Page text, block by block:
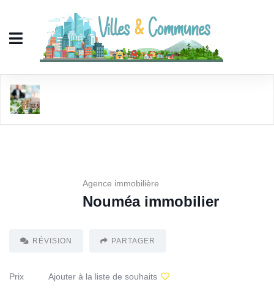
Agence immobilière
Nouméa immobilier
RÉVISION PARTAGER
Prix Ajouter à la liste de souhaits